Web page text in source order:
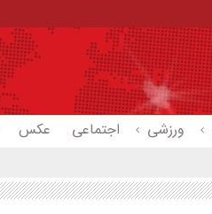
ورزشی اجتماعی عکس